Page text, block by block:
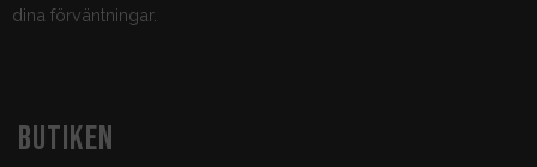
dina förväntningar.
BUTIKEN